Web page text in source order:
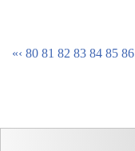
«‹ 80 81 82 83 84 85 86